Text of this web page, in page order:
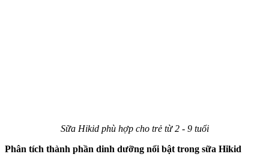
Sữa Hikid phù hợp cho trẻ từ 2 - 9 tuổi
Phân tích thành phần dinh dưỡng nổi bật trong sữa Hikid